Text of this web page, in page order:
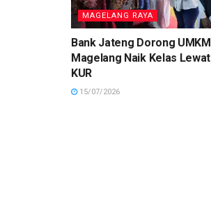
MAGELANG RAYA
Bank Jateng Dorong UMKM
Magelang Naik Kelas Lewat
KUR
15/07/2026